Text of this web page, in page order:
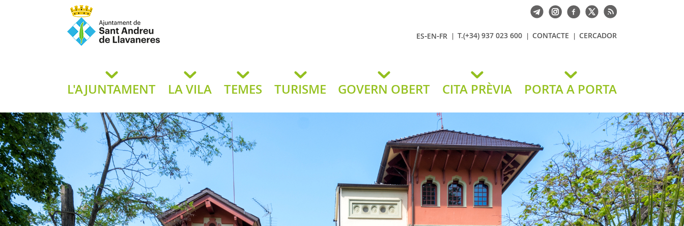
de Llavaneres
ES-EN-FR T.(+34) 937 023 600 CONTACTE CERCADOR
L'AJUNTAMENT LA VILA TEMES TURISME GOVERN OBERT CITA PRÈVIA PORTA A PORTA